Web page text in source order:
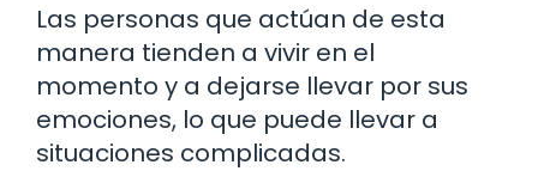
Las personas que actúan de esta
manera tienden a vivir en el
momento y a dejarse llevar por sus
emociones, lo que puede llevar a
situaciones complicadas.